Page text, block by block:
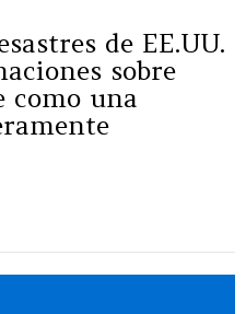
de EE.UU.
sobre
como una